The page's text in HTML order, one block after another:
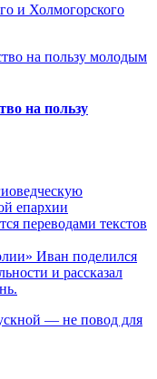
и Холмогорского
на пользу
епархии
переводами текстов
Иван поделился
и рассказал